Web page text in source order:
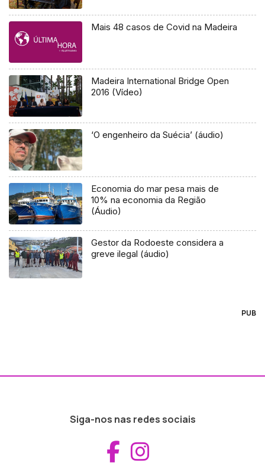
Mais 48 casos de Covid na Madeira
Madeira International Bridge Open
2016 (Vídeo)
‘O engenheiro da Suécia’ (áudio)
Economia do mar pesa mais de
10% na economia da Região
(Áudio)
Gestor da Rodoeste considera a
greve ilegal (áudio)
PUB
Siga-nos nas redes sociais
Aceder ao